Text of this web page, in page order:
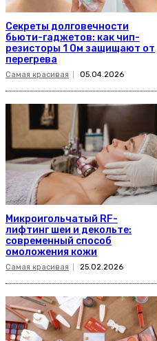
Секреты долговечности
бьюти-гаджетов: как чип-
резисторы 1 Ом защищают от
перегрева
Самая красивая 05.04.2026
Микроигольчатый RF-
лифтинг шеи и декольте:
современный способ
омоложения кожи
Самая красивая 25.02.2026